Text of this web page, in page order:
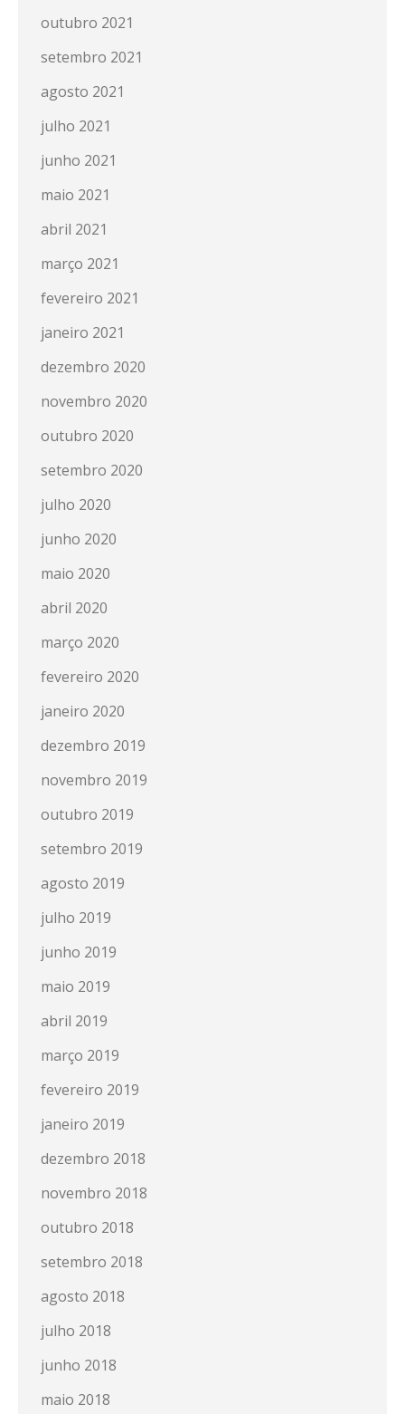
outubro 2021
setembro 2021
agosto 2021
julho 2021
junho 2021
maio 2021
abril 2021
março 2021
fevereiro 2021
janeiro 2021
dezembro 2020
novembro 2020
outubro 2020
setembro 2020
julho 2020
junho 2020
maio 2020
abril 2020
março 2020
fevereiro 2020
janeiro 2020
dezembro 2019
novembro 2019
outubro 2019
setembro 2019
agosto 2019
julho 2019
junho 2019
maio 2019
abril 2019
março 2019
fevereiro 2019
janeiro 2019
dezembro 2018
novembro 2018
outubro 2018
setembro 2018
agosto 2018
julho 2018
junho 2018
maio 2018